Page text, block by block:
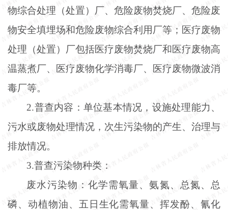
物综合处理（处置）厂、危险废物焚烧厂、危险废
物安全填埋场和危险废物综合利用厂等；医疗废物
处理（处置）厂包括医疗废物焚烧厂和医疗废物高
温蒸煮厂、医疗废物化学消毒厂、医疗废物微波消
毒厂等。
2.普查内容：单位基本情况，设施处理能力、
污水或废物处理情况，次生污染物的产生、治理与
排放情况。
3.普查污染物种类：
废水污染物：化学需氧量、氨氮、总氮、总
磷、动植物油、五日生化需氧量、挥发酚、氰化